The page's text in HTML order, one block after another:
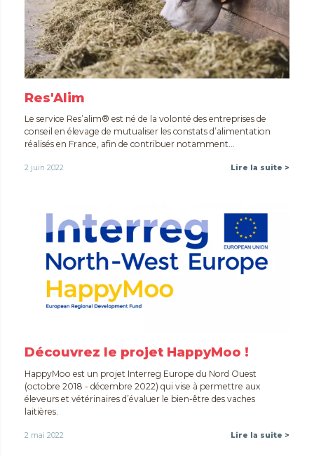
Res'Alim
Le service Res’alim® est né de la volonté des entreprises de
conseil en élevage de mutualiser les constats d’alimentation
réalisés en France, afin de contribuer notamment...
2 juin 2022 Lire la suite >
Découvrez le projet HappyMoo !
HappyMoo est un projet Interreg Europe du Nord Ouest
(octobre 2018 - décembre 2022) qui vise à permettre aux
éleveurs et vétérinaires d’évaluer le bien-être des vaches
laitières.
2 mai 2022 Lire la suite >